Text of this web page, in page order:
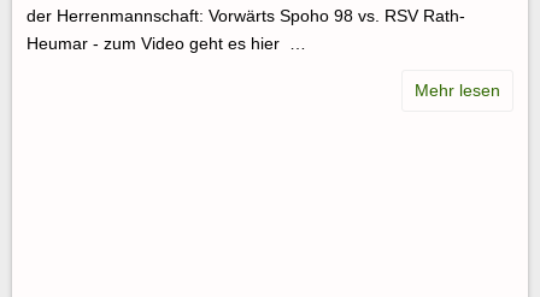
der Herrenmannschaft: Vorwärts Spoho 98 vs. RSV Rath-
Heumar - zum Video geht es hier …